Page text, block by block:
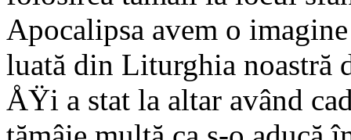
Apocalipsa avem o
luată din Liturghia noastră
ÅŸi a stat la altar având